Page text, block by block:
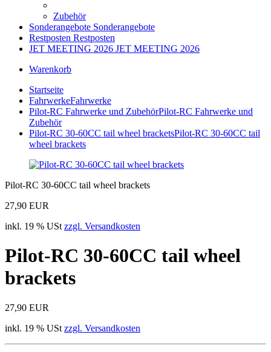
Zubehör
Sonderangebote Sonderangebote
Restposten Restposten
JET MEETING 2026 JET MEETING 2026
Warenkorb
Startseite
FahrwerkeFahrwerke
Pilot-RC Fahrwerke und ZubehörPilot-RC Fahrwerke und
Zubehör
Pilot-RC 30-60CC tail wheel bracketsPilot-RC 30-60CC tail
wheel brackets
Pilot-RC 30-60CC tail wheel brackets
27,90 EUR
inkl. 19 % USt zzgl. Versandkosten
Pilot-RC 30-60CC tail wheel
brackets
27,90 EUR
inkl. 19 % USt zzgl. Versandkosten